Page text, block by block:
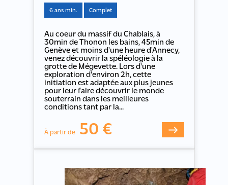
6 ans min. Complet
Au coeur du massif du Chablais, à
30min de Thonon les bains, 45min de
Genève et moins d'une heure d'Annecy,
venez découvrir la spéléologie à la
grotte de Mégevette. Lors d'une
exploration d'environ 2h, cette
initiation est adaptée aux plus jeunes
pour leur faire découvrir le monde
souterrain dans les meilleures
conditions tant par la...
À partir de 50 €